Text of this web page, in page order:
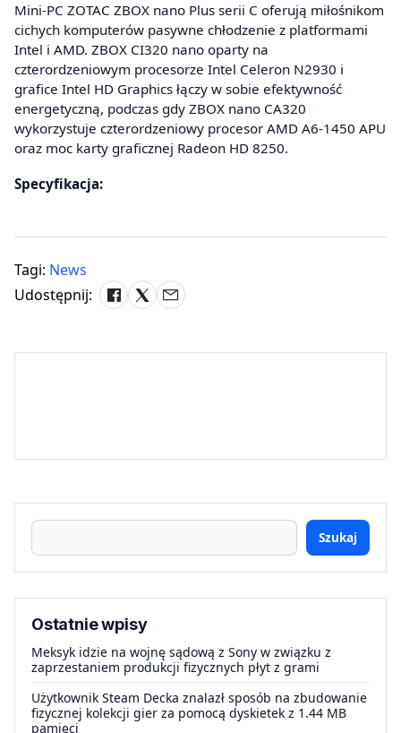
Mini-PC ZOTAC ZBOX nano Plus serii C oferują miłośnikom
cichych komputerów pasywne chłodzenie z platformami
Intel i AMD. ZBOX CI320 nano oparty na
czterordzeniowym procesorze Intel Celeron N2930 i
grafice Intel HD Graphics łączy w sobie efektywność
energetyczną, podczas gdy ZBOX nano CA320
wykorzystuje czterordzeniowy procesor AMD A6-1450 APU
oraz moc karty graficznej Radeon HD 8250.
Specyfikacja:
Tagi: News
Udostępnij:
Szukaj
Ostatnie wpisy
Meksyk idzie na wojnę sądową z Sony w związku z
zaprzestaniem produkcji fizycznych płyt z grami
Użytkownik Steam Decka znalazł sposób na zbudowanie
fizycznej kolekcji gier za pomocą dyskietek z 1.44 MB
pamięci